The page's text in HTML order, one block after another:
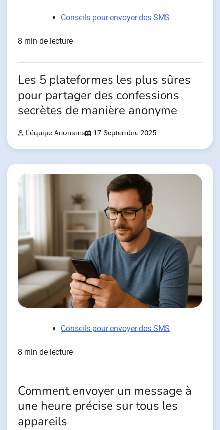
Conseils pour envoyer des SMS
8 min de lecture
Les 5 plateformes les plus sûres
pour partager des confessions
secrètes de manière anonyme
L'équipe Anonsms 17 Septembre 2025
Conseils pour envoyer des SMS
8 min de lecture
Comment envoyer un message à
une heure précise sur tous les
appareils